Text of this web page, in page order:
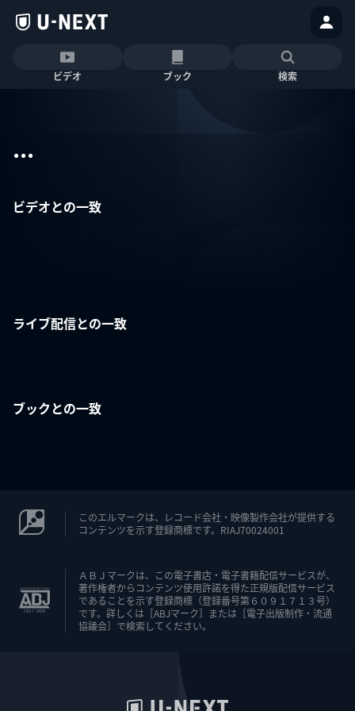
ビデオ ブック 検索
...
ビデオとの一致
ライブ配信との一致
ブックとの一致
このエルマークは、レコード会社・映像製作会社が提供する
コンテンツを示す登録商標です。RIAJ70024001
ＡＢＪマークは、この電子書店・電子書籍配信サービスが、
著作権者からコンテンツ使用許諾を得た正規版配信サービス
であることを示す登録商標（登録番号第６０９１７１３号）
です。詳しくは［ABJマーク］または［電子出版制作・流通
協議会］で検索してください。